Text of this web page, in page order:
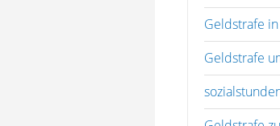
Geldstrafe
Geldstrafe